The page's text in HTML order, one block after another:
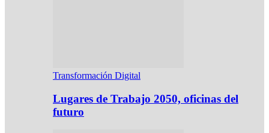
Transformación Digital
Lugares de Trabajo 2050, oficinas del
futuro